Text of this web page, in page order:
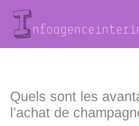
contenu
Quels sont les
l’achat de